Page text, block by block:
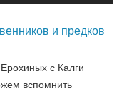
и предков
с Калги
вспомнить